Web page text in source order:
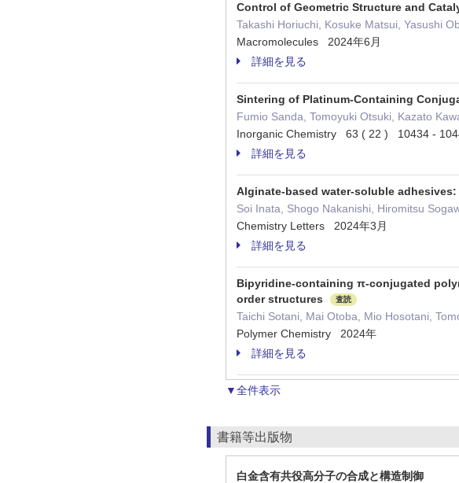
Control of Geometric Structure and
Takashi Horiuchi, Kosuke Matsui, Yasushi
Macromolecules 2024年6月
詳細を見る
Sintering of Platinum-Containing
Fumio Sanda, Tomoyuki Otsuki, Kazato
Inorganic Chemistry 63 ( 22 ) 10434 -
詳細を見る
Alginate-based water-soluble
Soi Inata, Shogo Nakanishi, Hiromitsu
Chemistry Letters 2024年3月
詳細を見る
Bipyridine-containing π-conjugated
order structures
査読
Taichi Sotani, Mai Otoba, Mio Hosotani,
Polymer Chemistry 2024年
詳細を見る
▼全件表示
書籍等出版物
白金含有共役高分子の合成と構造制御